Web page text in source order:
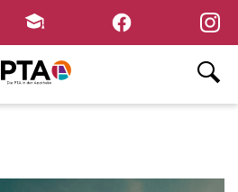
Fortbildungen
Home ×